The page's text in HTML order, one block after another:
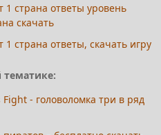
1 страна ответы уровень
скачать
1 страна ответы, скачать игру
тематике:
- головоломка три в ряд